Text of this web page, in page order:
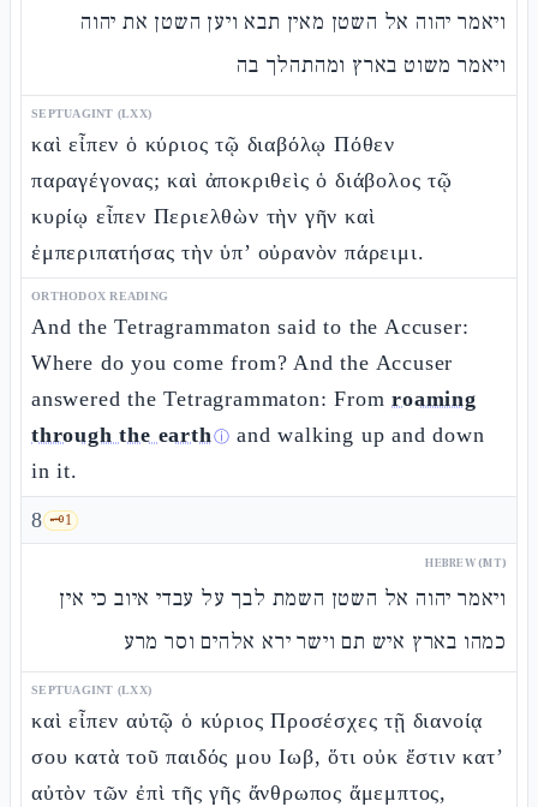
ויאמר יהוה אל השטן מאין תבא ויען השטן את יהוה
ויאמר משוט בארץ ומהתהלך בה
SEPTUAGINT (LXX)
καὶ εἶπεν ὁ κύριος τῷ διαβόλῳ Πόθεν
παραγέγονας; καὶ ἀποκριθεὶς ὁ διάβολος τῷ
κυρίῳ εἶπεν Περιελθὼν τὴν γῆν καὶ
ἐμπεριπατήσας τὴν ὑπ’ οὐρανὸν πάρειμι.
ORTHODOX READING
And the Tetragrammaton said to the Accuser:
Where do you come from? And the Accuser
answered the Tetragrammaton: Fromroaming
through the earthⓘ and walking up and down
in it.
8 🗝️1
HEBREW (MT)
ויאמר יהוה אל השטן השמת לבך על עבדי איוב כי אין
כמהו בארץ איש תם וישר ירא אלהים וסר מרע
SEPTUAGINT (LXX)
καὶ εἶπεν αὐτῷ ὁ κύριος Προσέσχες τῇ διανοίᾳ
σου κατὰ τοῦ παιδός μου Ιωβ, ὅτι οὐκ ἔστιν κατ’
αὐτὸν τῶν ἐπὶ τῆς γῆς ἄνθρωπος ἄμεμπτος,